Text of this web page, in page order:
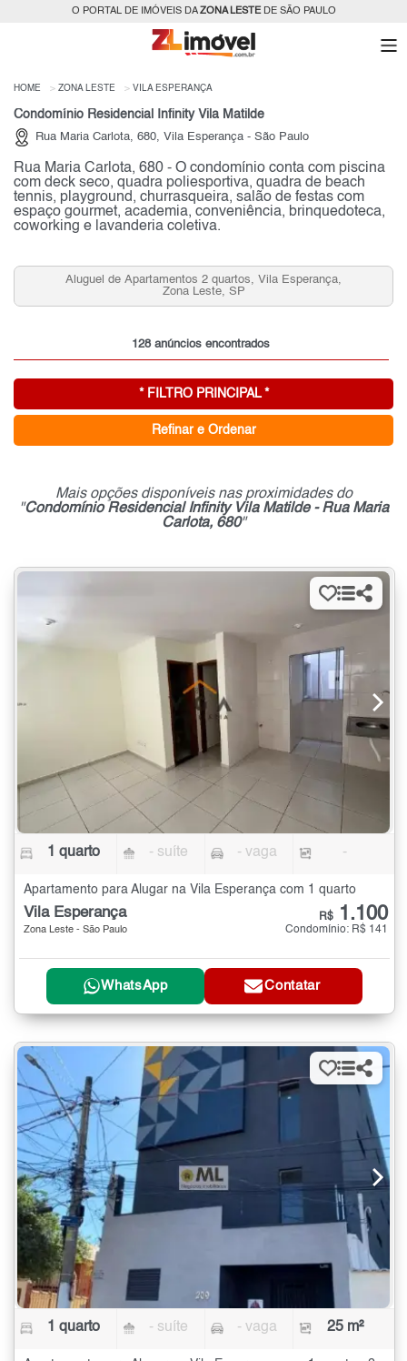
O PORTAL DE IMÓVEIS DAZONA LESTEDE SÃO PAULO
HOME ZONA LESTE VILA ESPERANÇA
Condomínio Residencial Infinity Vila Matilde
Rua Maria Carlota, 680, Vila Esperança - São Paulo
Rua Maria Carlota, 680 - O condomínio conta com piscina
com deck seco, quadra poliesportiva, quadra de beach
tennis, playground, churrasqueira, salão de festas com
espaço gourmet, academia, conveniência, brinquedoteca,
coworking e lavanderia coletiva.
Aluguel de Apartamentos 2 quartos, Vila Esperança,
Zona Leste, SP
128 anúncios encontrados
* FILTRO PRINCIPAL *
Refinar e Ordenar
Mais opções disponíveis nas proximidades do
"Condomínio Residencial Infinity Vila Matilde - Rua Maria
Carlota, 680"
1 quarto - suíte - vaga -
Apartamento para Alugar na Vila Esperança com 1 quarto
Vila Esperança
Zona Leste - São Paulo
R$ 1.100
Condomínio: R$ 141
WhatsApp Contatar
1 quarto - suíte - vaga 25 m²